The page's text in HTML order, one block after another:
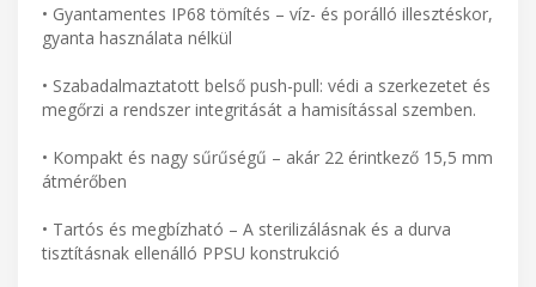
• Gyantamentes IP68 tömítés – víz- és porálló illesztéskor,
gyanta használata nélkül
• Szabadalmaztatott belső push-pull: védi a szerkezetet és
megőrzi a rendszer integritását a hamisítással szemben.
• Kompakt és nagy sűrűségű – akár 22 érintkező 15,5 mm
átmérőben
• Tartós és megbízható – A sterilizálásnak és a durva
tisztításnak ellenálló PPSU konstrukció